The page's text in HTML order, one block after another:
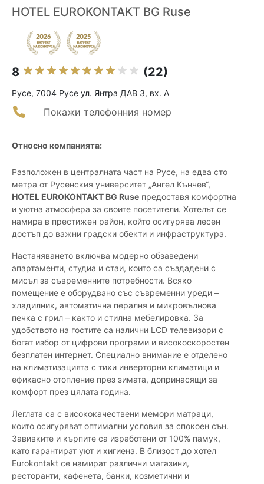
HOTEL EUROKONTAKT BG Ruse
8 (22)
Русе, 7004 Русе ул. Янтра ДАВ 3, вх. А
Покажи телефонния номер
Относно компанията:
Разположен в централната част на Русе, на едва сто
метра от Русенския университет „Ангел Кънчев“,
HOTEL EUROKONTAKT BG Ruse предоставя комфортна
и уютна атмосфера за своите посетители. Хотелът се
намира в престижен район, който осигурява лесен
достъп до важни градски обекти и инфраструктура.
Настаняването включва модерно обзаведени
апартаменти, студиа и стаи, които са създадени с
мисъл за съвременните потребности. Всяко
помещение е оборудвано със съвременни уреди –
хладилник, автоматична пералня и микровълнова
печка с грил – както и стилна мебелировка. За
удобството на гостите са налични LCD телевизори с
богат избор от цифрови програми и високоскоростен
безплатен интернет. Специално внимание е отделено
на климатизацията с тихи инверторни климатици и
ефикасно отопление през зимата, допринасящи за
комфорт през цялата година.
Леглата са с висококачествени мемори матраци,
които осигуряват оптимални условия за спокоен сън.
Завивките и кърпите са изработени от 100% памук,
като гарантират уют и хигиена. В близост до хотел
Eurokontakt се намират различни магазини,
ресторанти, кафенета, банки, козметични и